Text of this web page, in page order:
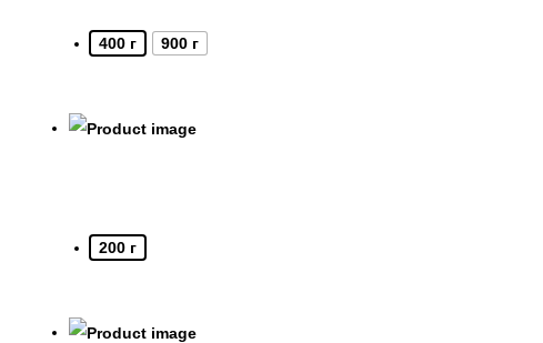
400 г 900 г
200 г